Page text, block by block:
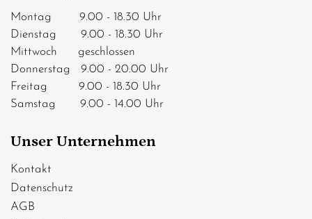
Montag 9.00 - 18.30 Uhr
Dienstag 9.00 - 18.30 Uhr
Mittwoch geschlossen
Donnerstag 9.00 - 20.00 Uhr
Freitag 9.00 - 18.30 Uhr
Samstag 9.00 - 14.00 Uhr
Unser Unternehmen
Kontakt
Datenschutz
AGB